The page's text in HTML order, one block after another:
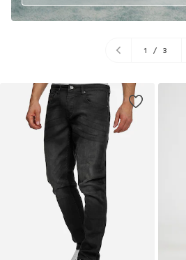
1 / 3